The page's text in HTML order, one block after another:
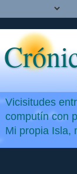
Vicisitudes
computín con
Mi propia Isla,